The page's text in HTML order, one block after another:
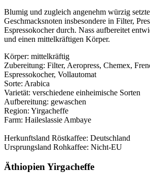
Blumig und zugleich angenehm würzig
Geschmacksnoten insbesondere in Filter,
Espressokocher durch. Nass aufbereitet
und einen mittelkräftigen Körper.
Körper: mittelkräftig
Zubereitung: Filter, Aeropress, Chemex,
Espressokocher, Vollautomat
Sorte: Arabica
Varietät: verschiedene einheimische Sorten
Aufbereitung: gewaschen
Region: Yirgacheffe
Farm: Haileslassie Ambaye
Herkunftsland Röstkaffee: Deutschland
Ursprungsland Rohkaffee: Nicht-EU
Äthiopien Yirgacheffe